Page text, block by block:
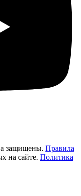
защищены. Правила
на сайте. Политика